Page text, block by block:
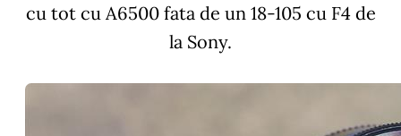
cu tot cu A6500 fata de un 18-105 cu F4 de
la Sony.